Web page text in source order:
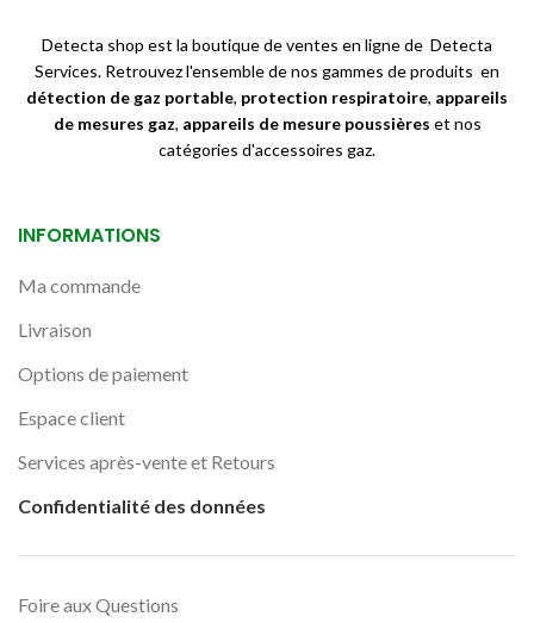
Detecta shop est la boutique de ventes en ligne de Detecta
Services. Retrouvez l'ensemble de nos gammes de produits en
détection de gaz portable, protection respiratoire, appareils
de mesures gaz, appareils de mesure poussières et nos
catégories d'accessoires gaz.
INFORMATIONS
Ma commande
Livraison
Options de paiement
Espace client
Services après-vente et Retours
Confidentialité des données
Foire aux Questions